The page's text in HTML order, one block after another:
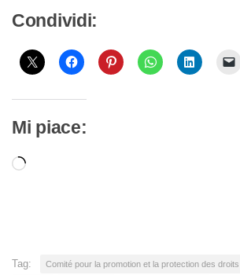
Condividi:
Mi piace:
Caricamento
Tag: Comité pour la promotion et la protection des